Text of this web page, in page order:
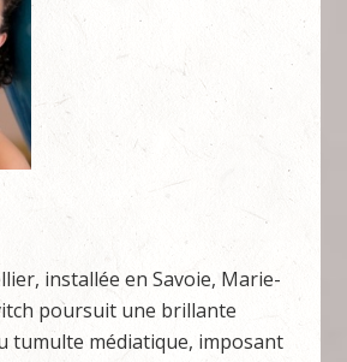
installée en Savoie, Marie-
poursuit une brillante
tumulte médiatique, imposant